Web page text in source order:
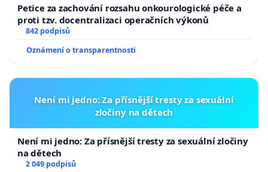
Petice za zachování rozsahu onkourologické péče a
proti tzv. docentralizaci operačních výkonů
842 podpisů
Oznámení o transparentnosti
Není mi jedno: Za přísnější tresty za sexuální
zločiny na dětech
Není mi jedno: Za přísnější tresty za sexuální zločiny
na dětech
2 049 podpisů